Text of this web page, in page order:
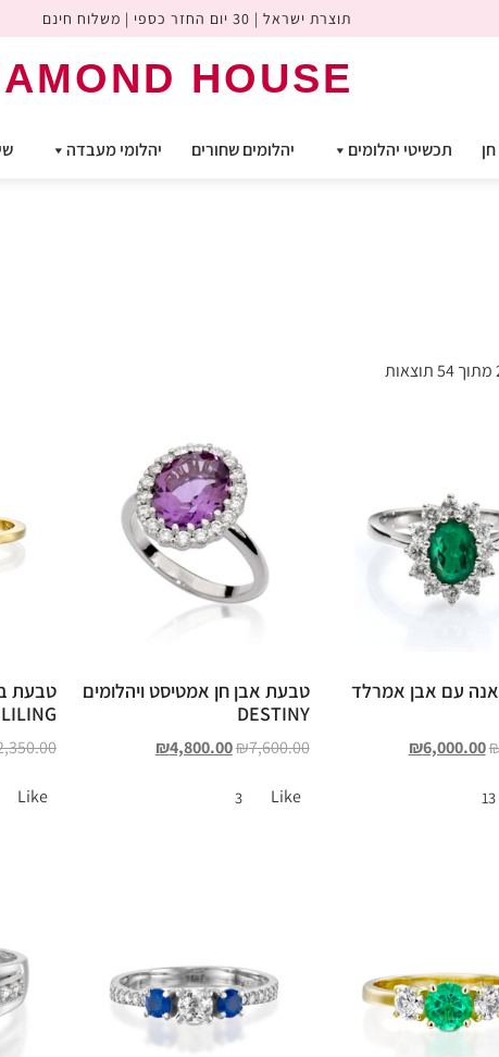
תוצרת ישראל | 30 יום החזר כספי | משלוח חינם
HOUSE
תכשיטי יהלומים יהלומים שחורים יהלומי מעבדה
עם אבן אמרלד
₪6,000.00
13
טבעת אבן חן אמטיסט ויהלומים
DESTINY
₪7,600.00
₪4,800.00
Like
3
טבעת
LILING
Like